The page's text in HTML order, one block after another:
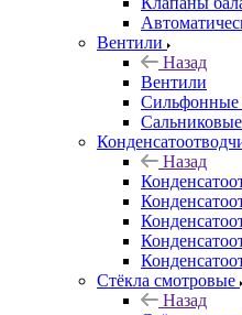
Вентили
Назад
Вентили
Сильфонные
Назад
Стёкла смотровые
Назад